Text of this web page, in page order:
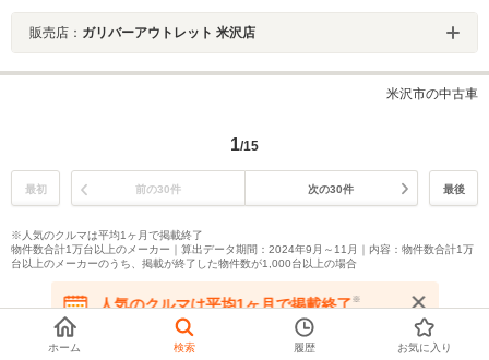
販売店： ガリバーアウトレット 米沢店
米沢市の中古車
1/15
最初 前の30件 次の30件 最後
※人気のクルマは平均1ヶ月で掲載終了
物件数合計1万台以上のメーカー｜算出データ期間：2024年9月～11月｜内容：物件数合計1万
台以上のメーカーのうち、掲載が終了した物件数が1,000台以上の場合
ページトップへ
人気のクルマは平均1ヶ月で掲載終了※
在庫が無くなる前にお問い合わせください
ホーム 検索 履歴 お気に入り